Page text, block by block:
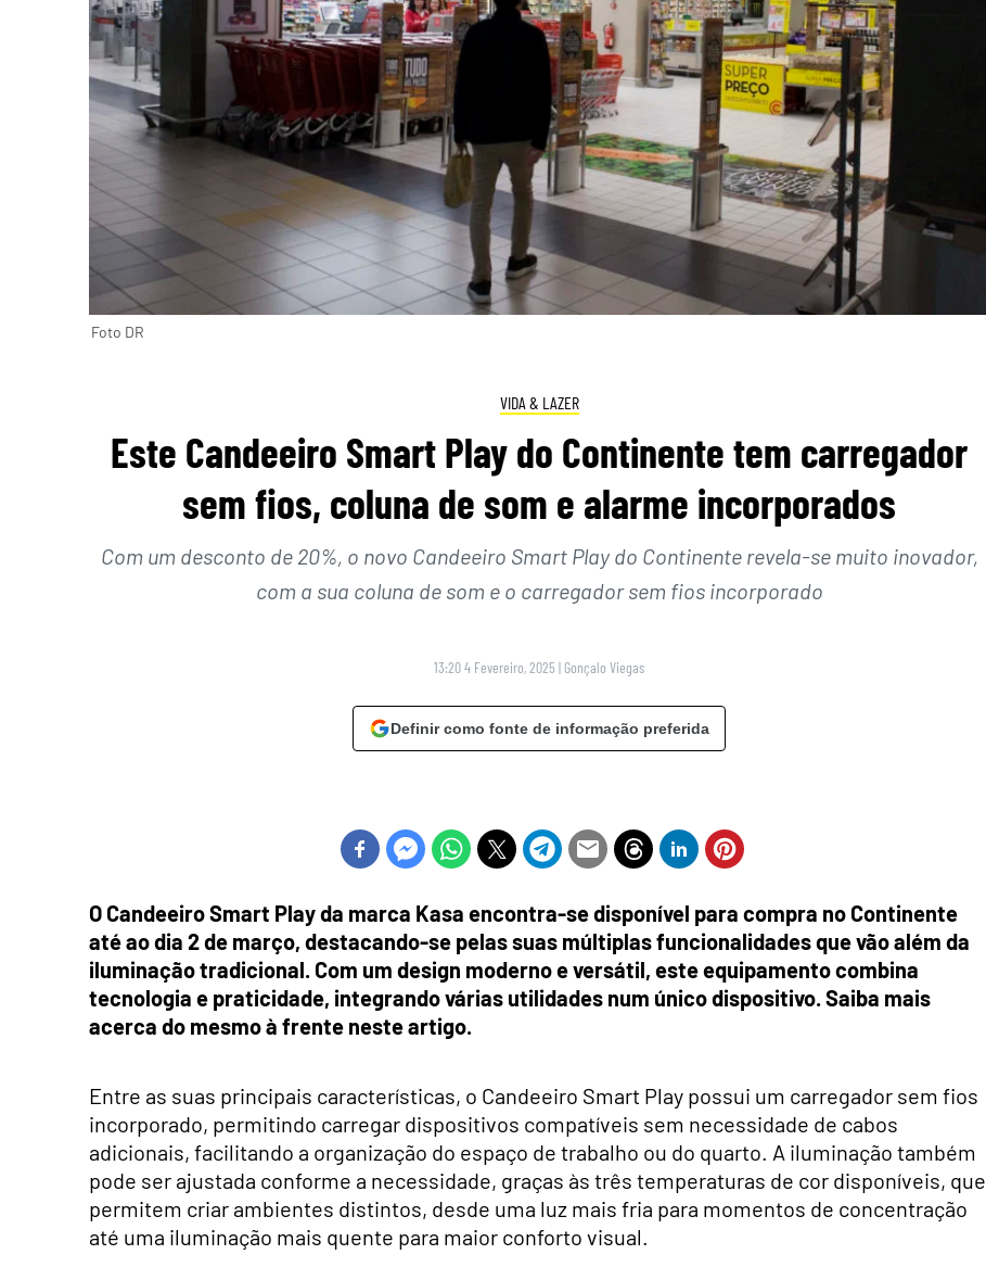
Foto DR
VIDA & LAZER
Este Candeeiro Smart Play do Continente tem carregador
sem fios, coluna de som e alarme incorporados
Com um desconto de 20%, o novo Candeeiro Smart Play do Continente revela-se muito inovador,
com a sua coluna de som e o carregador sem fios incorporado
13:20 4 Fevereiro, 2025 | Gonçalo Viegas
Definir como fonte de informação preferida
O Candeeiro Smart Play da marca Kasa encontra-se disponível para compra no Continente
até ao dia 2 de março, destacando-se pelas suas múltiplas funcionalidades que vão além da
iluminação tradicional. Com um design moderno e versátil, este equipamento combina
tecnologia e praticidade, integrando várias utilidades num único dispositivo. Saiba mais
acerca do mesmo à frente neste artigo.
Entre as suas principais características, o Candeeiro Smart Play possui um carregador sem fios
incorporado, permitindo carregar dispositivos compatíveis sem necessidade de cabos
adicionais, facilitando a organização do espaço de trabalho ou do quarto. A iluminação também
pode ser ajustada conforme a necessidade, graças às três temperaturas de cor disponíveis, que
permitem criar ambientes distintos, desde uma luz mais fria para momentos de concentração
até uma iluminação mais quente para maior conforto visual.